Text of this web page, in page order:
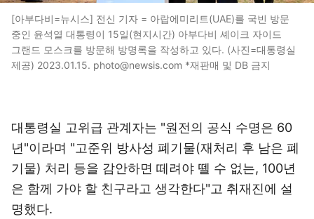
[아부다비=뉴시스] 전신 기자 = 아랍에미리트(UAE)를 국빈 방문
중인 윤석열 대통령이 15일(현지시간) 아부다비 셰이크 자이드
그랜드 모스크를 방문해 방명록을 작성하고 있다. (사진=대통령실
제공) 2023.01.15. photo@newsis.com *재판매 및 DB 금지
대통령실 고위급 관계자는 "원전의 공식 수명은 60
년"이라며 "고준위 방사성 폐기물(재처리 후 남은 폐
기물) 처리 등을 감안하면 떼려야 뗄 수 없는, 100년
은 함께 가야 할 친구라고 생각한다"고 취재진에 설
명했다.